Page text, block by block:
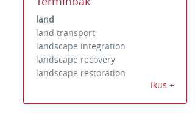
land
land transport
landscape integration
landscape recovery
landscape restoration
Ikus +